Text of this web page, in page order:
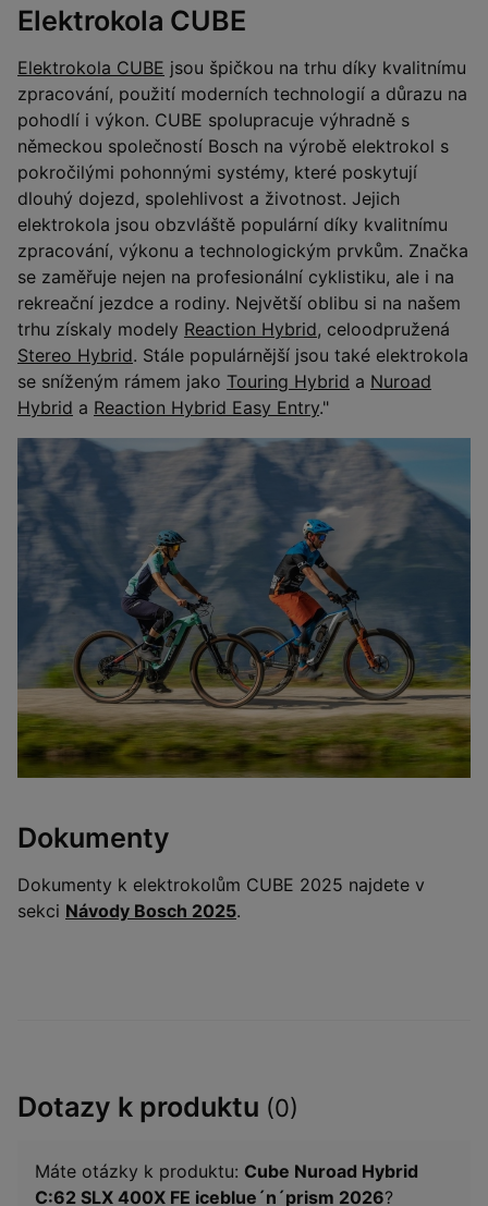
Elektrokola CUBE
Elektrokola CUBE jsou špičkou na trhu díky kvalitnímu
zpracování, použití moderních technologií a důrazu na
pohodlí i výkon. CUBE spolupracuje výhradně s
německou společností Bosch na výrobě elektrokol s
pokročilými pohonnými systémy, které poskytují
dlouhý dojezd, spolehlivost a životnost. Jejich
elektrokola jsou obzvláště populární díky kvalitnímu
zpracování, výkonu a technologickým prvkům. Značka
se zaměřuje nejen na profesionální cyklistiku, ale i na
rekreační jezdce a rodiny. Největší oblibu si na našem
trhu získaly modely Reaction Hybrid, celoodpružená
Stereo Hybrid. Stále populárnější jsou také elektrokola
se sníženým rámem jako Touring Hybrid a Nuroad
Hybrid a Reaction Hybrid Easy Entry."
Dokumenty
Dokumenty k elektrokolům CUBE 2025 najdete v
sekci Návody Bosch 2025.
Dotazy k produktu (0)
Máte otázky k produktu: Cube Nuroad Hybrid
C:62 SLX 400X FE iceblue´n´prism 2026?